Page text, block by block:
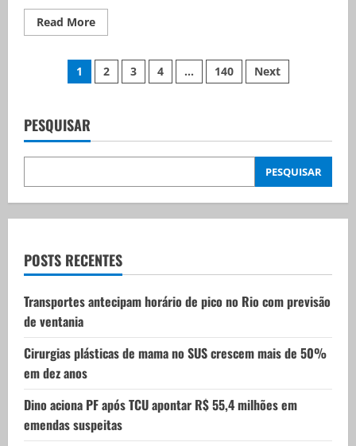
Read MoreRead
more
lavava
dinheiro
do
clube
e
Rio
Paginação
posts
1 2 3 4 … 140 Next
PESQUISAR
PESQUISAR
POSTS RECENTES
Transportes antecipam horário de pico no Rio com previsão
de ventania
Cirurgias plásticas de mama no SUS crescem mais de 50%
em dez anos
Dino aciona PF após TCU apontar R$ 55,4 milhões em
emendas suspeitas